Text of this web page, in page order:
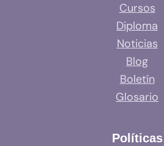
Cursos
Diploma
Noticias
Blog
Boletín
Glosario
Políticas